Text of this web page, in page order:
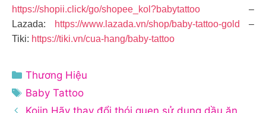
https://shopii.click/go/shopee_kol?babytattoo –
Lazada:
https://www.lazada.vn/shop/baby-tattoo-gold
–
Tiki: https://tiki.vn/cua-hang/baby-tattoo
Danh
mục
Thương Hiệu
Thẻ
Baby Tattoo
Kojin Hãy thay đổi thói quen sử dụng dầu ăn